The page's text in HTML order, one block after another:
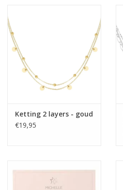
Ketting 2 layers - goud
€19,95